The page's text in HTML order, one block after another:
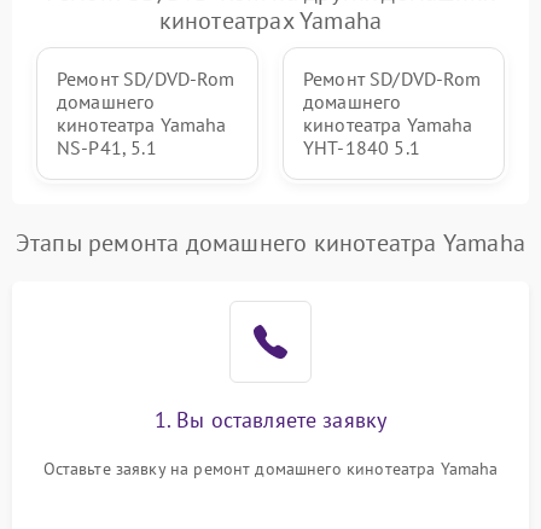
кинотеатрах Yamaha
Ремонт SD/DVD-Rom
домашнего
кинотеатра Yamaha
NS-P41, 5.1
Ремонт SD/DVD-Rom
домашнего
кинотеатра Yamaha
YHT-1840 5.1
Этапы ремонта домашнего кинотеатра Yamaha
1. Вы оставляете заявку
Оставьте заявку на ремонт домашнего кинотеатра Yamaha